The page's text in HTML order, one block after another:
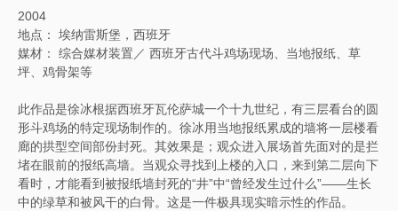
2004
地点： 埃纳雷斯堡，西班牙
媒材： 综合媒材装置／ 西班牙古代斗鸡场现场、当地报纸、草
坪、鸡骨架等
此作品是徐冰根据西班牙瓦伦萨城一个十九世纪，有三层看台的圆
形斗鸡场的特定现场制作的。徐冰用当地报纸累成的墙将一层楼看
廊的拱型空间部份封死。其效果是；观众进入展场首先面对的是拦
堵在眼前的报纸高墙。当观众寻找到上楼的入口，来到第二层向下
看时，才能看到被报纸墙封死的“井”中“曾经发生过什么”——生长
中的绿草和被风干的白骨。这是一件极具现实暗示性的作品。